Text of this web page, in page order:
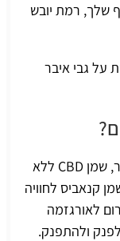
שלך, רמת יובש
המומלץ הוא כ-3-4 טיפות על גבי איבר
, שמן CBD ללא
קנאביס לחוויה
לאורגזמה
לפנק ולהתפנק.